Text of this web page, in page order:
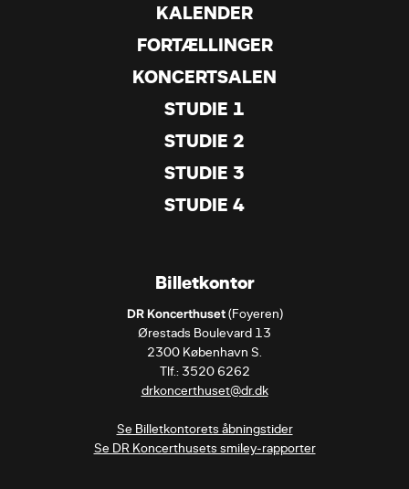
KALENDER
FORTÆLLINGER
KONCERTSALEN
STUDIE 1
STUDIE 2
STUDIE 3
STUDIE 4
Billetkontor
DR Koncerthuset (Foyeren)
Ørestads Boulevard 13
2300 København S.
drkoncerthuset@dr.dk
Se Billetkontorets åbningstider
Se DR Koncerthusets smiley-rapporter